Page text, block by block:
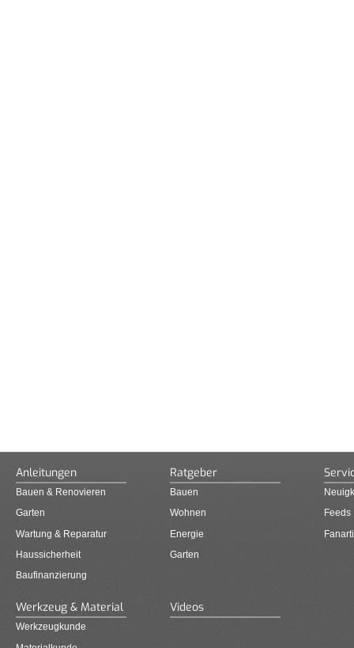
Anleitungen
Bauen & Renovieren
Garten
Wartung & Reparatur
Haussicherheit
Baufinanzierung
Ratgeber
Bauen
Wohnen
Energie
Garten
Feeds
Werkzeug & Material
Werkzeugkunde
Videos